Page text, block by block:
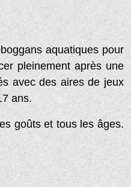
aquatiques pour
pleinement après une
avec des aires de jeux
ans.
goûts et tous les âges.